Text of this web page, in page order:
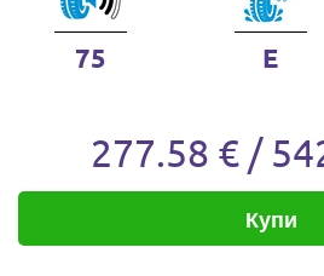
75 E
277.58 € /
Купи